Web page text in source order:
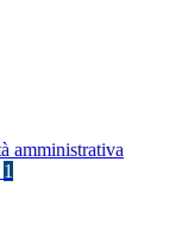
amministrativa
1